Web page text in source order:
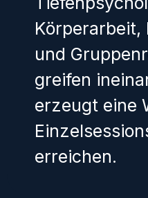
und
greifen
erzeugt eine
erreichen.